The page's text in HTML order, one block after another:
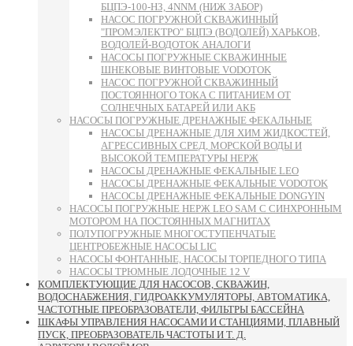
БЦПЭ-100-НЗ, 4NNM (НИЖ ЗАБОР)
НАСОС ПОГРУЖНОЙ СКВАЖИННЫЙ
"ПРОМЭЛЕКТРО" БЦПЭ (ВОДОЛЕЙ) ХАРЬКОВ,
ВОДОЛЕЙ-ВОДОТОК АНАЛОГИ
НАСОСЫ ПОГРУЖНЫЕ СКВАЖИННЫЕ
ШНЕКОВЫЕ ВИНТОВЫЕ VODOTOK
НАСОС ПОГРУЖНОЙ СКВАЖИННЫЙ
ПОСТОЯННОГО ТОКА С ПИТАНИЕМ ОТ
СОЛНЕЧНЫХ БАТАРЕЙ ИЛИ АКБ
НАСОСЫ ПОГРУЖНЫЕ ДРЕНАЖНЫЕ ФЕКАЛЬНЫЕ
НАСОСЫ ДРЕНАЖНЫЕ ДЛЯ ХИМ ЖИДКОСТЕЙ,
АГРЕССИВНЫХ СРЕД, МОРСКОЙ ВОДЫ И
ВЫСОКОЙ ТЕМПЕРАТУРЫ НЕРЖ
НАСОСЫ ДРЕНАЖНЫЕ ФЕКАЛЬНЫЕ LEO
НАСОСЫ ДРЕНАЖНЫЕ ФЕКАЛЬНЫЕ VODOTOK
НАСОСЫ ДРЕНАЖНЫЕ ФЕКАЛЬНЫЕ DONGYIN
НАСОСЫ ПОГРУЖНЫЕ НЕРЖ LEO SAM С СИНХРОННЫМ
МОТОРОМ НА ПОСТОЯННЫХ МАГНИТАХ
ПОЛУПОГРУЖНЫЕ МНОГОСТУПЕНЧАТЫЕ
ЦЕНТРОБЕЖНЫЕ НАСОСЫ LIC
НАСОСЫ ФОНТАННЫЕ, НАСОСЫ ТОРПЕДНОГО ТИПА
НАСОСЫ ТРЮМНЫЕ ЛОДОЧНЫЕ 12 V
КОМПЛЕКТУЮЩИЕ ДЛЯ НАСОСОВ, СКВАЖИН,
ВОДОСНАБЖЕНИЯ, ГИДРОАККУМУЛЯТОРЫ, АВТОМАТИКА,
ЧАСТОТНЫЕ ПРЕОБРАЗОВАТЕЛИ, ФИЛЬТРЫ БАССЕЙНА
ШКАФЫ УПРАВЛЕНИЯ НАСОСАМИ И СТАНЦИЯМИ, ПЛАВНЫЙ
ПУСК, ПРЕОБРАЗОВАТЕЛЬ ЧАСТОТЫ И Т. Д.